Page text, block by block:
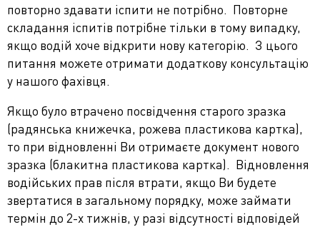
повторно здавати іспити не потрібно. Повторне
складання іспитів потрібне тільки в тому випадку,
якщо водій хоче відкрити нову категорію. З цього
питання можете отримати додаткову консультацію
у нашого фахівця.
Якщо було втрачено посвідчення старого зразка
(радянська книжечка, рожева пластикова картка),
то при відновленні Ви отримаєте документ нового
зразка (блакитна пластикова картка). Відновлення
водійських прав після втрати, якщо Ви будете
звертатися в загальному порядку, може займати
термін до 2-х тижнів, у разі відсутності відповідей